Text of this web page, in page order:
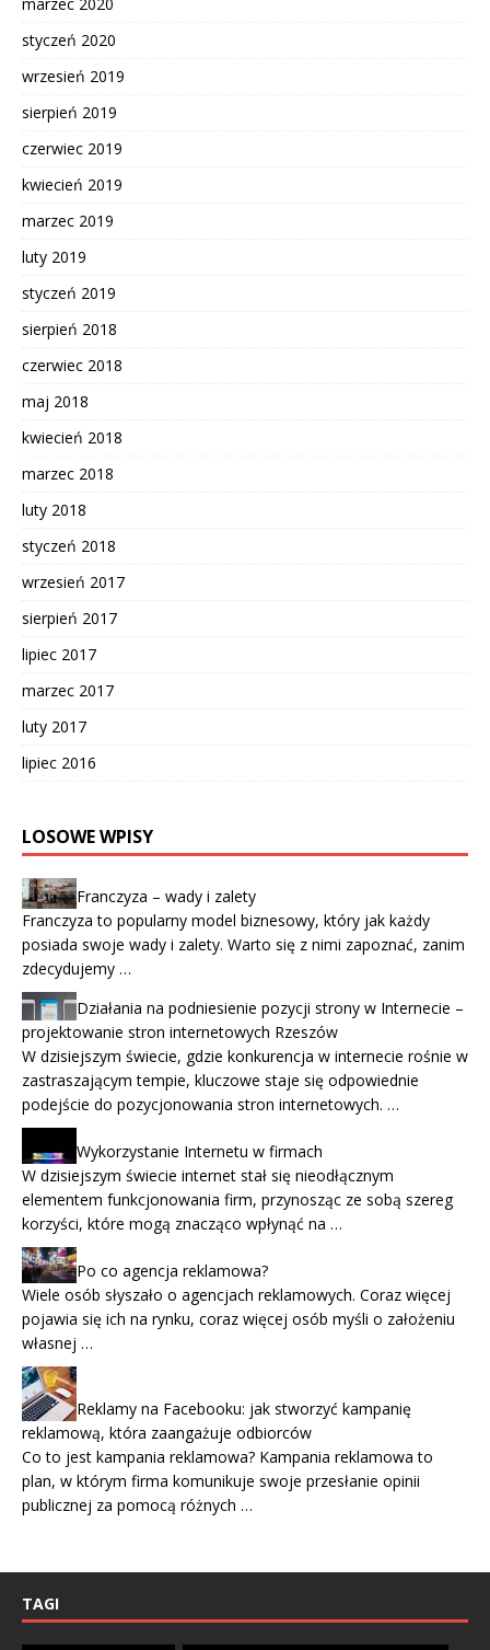
styczeń 2020
wrzesień 2019
sierpień 2019
czerwiec 2019
kwiecień 2019
marzec 2019
luty 2019
styczeń 2019
sierpień 2018
czerwiec 2018
maj 2018
kwiecień 2018
marzec 2018
luty 2018
styczeń 2018
wrzesień 2017
sierpień 2017
lipiec 2017
marzec 2017
luty 2017
lipiec 2016
LOSOWE WPISY
Franczyza – wady i zalety
Franczyza to popularny model biznesowy, który jak każdy
posiada swoje wady i zalety. Warto się z nimi zapoznać, zanim
zdecydujemy …
Działania na podniesienie pozycji strony w Internecie –
projektowanie stron internetowych Rzeszów
W dzisiejszym świecie, gdzie konkurencja w internecie rośnie w
zastraszającym tempie, kluczowe staje się odpowiednie
podejście do pozycjonowania stron internetowych. …
Wykorzystanie Internetu w firmach
W dzisiejszym świecie internet stał się nieodłącznym
elementem funkcjonowania firm, przynosząc ze sobą szereg
korzyści, które mogą znacząco wpłynąć na …
Po co agencja reklamowa?
Wiele osób słyszało o agencjach reklamowych. Coraz więcej
pojawia się ich na rynku, coraz więcej osób myśli o założeniu
własnej …
Reklamy na Facebooku: jak stworzyć kampanię
reklamową, która zaangażuje odbiorców
Co to jest kampania reklamowa? Kampania reklamowa to
plan, w którym firma komunikuje swoje przesłanie opinii
publicznej za pomocą różnych …
TAGI